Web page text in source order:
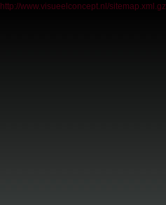
http://www.visueelconcept.nl/sitemap.xml.gz